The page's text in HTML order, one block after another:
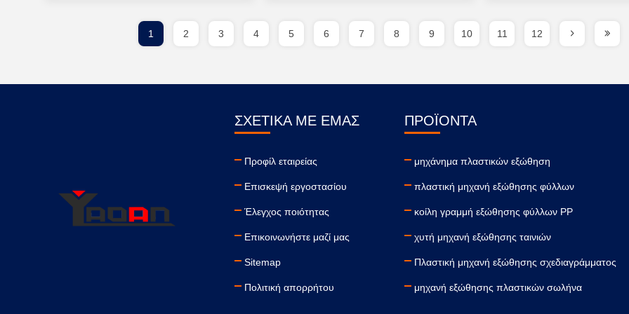
1 2 3 4 5 6 7 8 9 10 11 12
ΣΧΕΤΙΚΆ ΜΕ ΕΜΆΣ
Προφίλ εταιρείας
Επισκεψή εργοστασίου
Έλεγχος ποιότητας
Επικοινωνήστε μαζί μας
Sitemap
Πολιτική απορρήτου
ΠΡΟΪΌΝΤΑ
μηχάνημα πλαστικών εξώθηση
πλαστική μηχανή εξώθησης φύλλων
κοίλη γραμμή εξώθησης φύλλων PP
χυτή μηχανή εξώθησης ταινιών
Πλαστική μηχανή εξώθησης σχεδιαγράμματος
μηχανή εξώθησης πλαστικών σωλήνα